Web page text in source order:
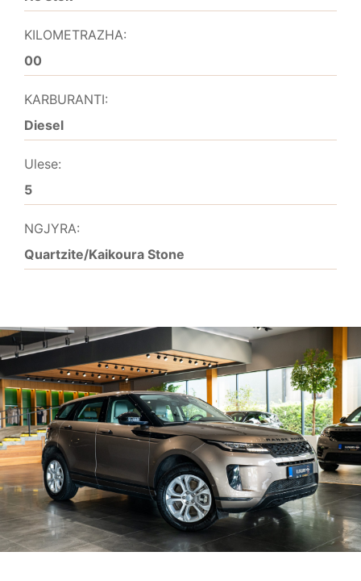
KILOMETRAZHA:
00
KARBURANTI:
Diesel
Ulese:
5
NGJYRA:
Quartzite/Kaikoura Stone